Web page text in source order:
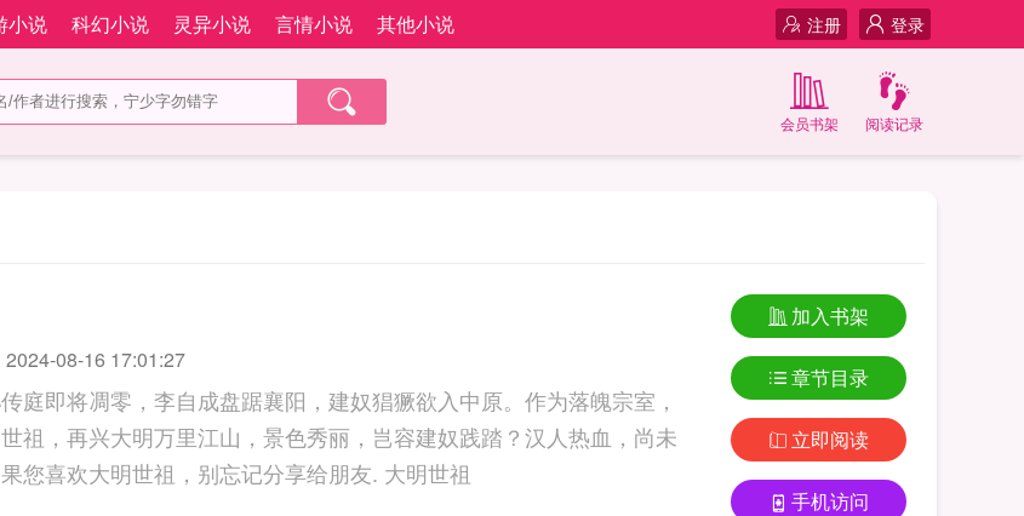
小说 科幻小说 灵异小说 言情小说 其他小说 登录
注册
阅读记录
会员书架
08-16 17:01:27
庭即将凋零，李自成盘踞襄阳，建奴猖獗欲入中原。作为落魄宗室，
祖，再兴大明万里江山，景色秀丽，岂容建奴践踏？汉人热血，尚未
冷却，怎能满地膻腥？如果您喜欢大明世祖，别忘记分享给朋友. 大明世祖
加入书架
章节目录
立即阅读
手机访问